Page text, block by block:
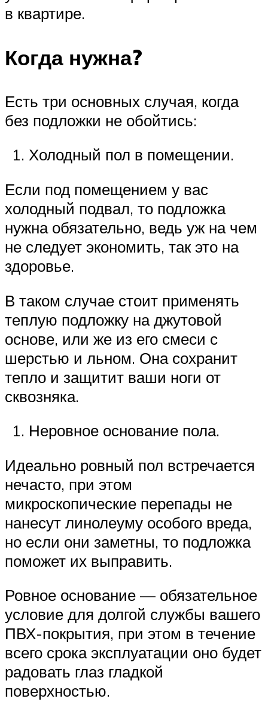
в квартире.
Когда нужна?
Есть три основных случая, когда
без подложки не обойтись:
Холодный пол в помещении.
Если под помещением у вас
холодный подвал, то подложка
нужна обязательно, ведь уж на чем
не следует экономить, так это на
здоровье.
В таком случае стоит применять
теплую подложку на джутовой
основе, или же из его смеси с
шерстью и льном. Она сохранит
тепло и защитит ваши ноги от
сквозняка.
Неровное основание пола.
Идеально ровный пол встречается
нечасто, при этом
микроскопические перепады не
нанесут линолеуму особого вреда,
но если они заметны, то подложка
поможет их выправить.
Ровное основание — обязательное
условие для долгой службы вашего
ПВХ-покрытия, при этом в течение
всего срока эксплуатации оно будет
радовать глаз гладкой
поверхностью.